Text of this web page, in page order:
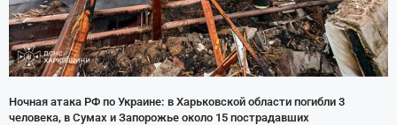
Ночная атака РФ по Украине: в Харьковской области погибли 3
человека, в Сумах и Запорожье около 15 пострадавших